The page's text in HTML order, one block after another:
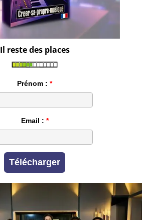
Il reste des places
Prénom :
Email :
Télécharger